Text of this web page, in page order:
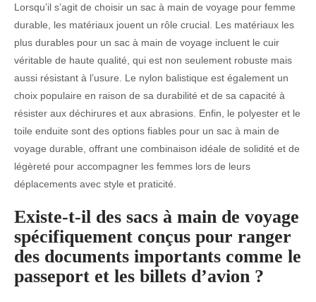
Lorsqu’il s’agit de choisir un sac à main de voyage pour femme
durable, les matériaux jouent un rôle crucial. Les matériaux les
plus durables pour un sac à main de voyage incluent le cuir
véritable de haute qualité, qui est non seulement robuste mais
aussi résistant à l’usure. Le nylon balistique est également un
choix populaire en raison de sa durabilité et de sa capacité à
résister aux déchirures et aux abrasions. Enfin, le polyester et le
toile enduite sont des options fiables pour un sac à main de
voyage durable, offrant une combinaison idéale de solidité et de
légèreté pour accompagner les femmes lors de leurs
déplacements avec style et praticité.
Existe-t-il des sacs à main de voyage
spécifiquement conçus pour ranger
des documents importants comme le
passeport et les billets d’avion ?